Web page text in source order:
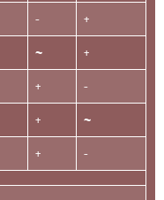
- +
~ +
+ -
+ ~
+ -